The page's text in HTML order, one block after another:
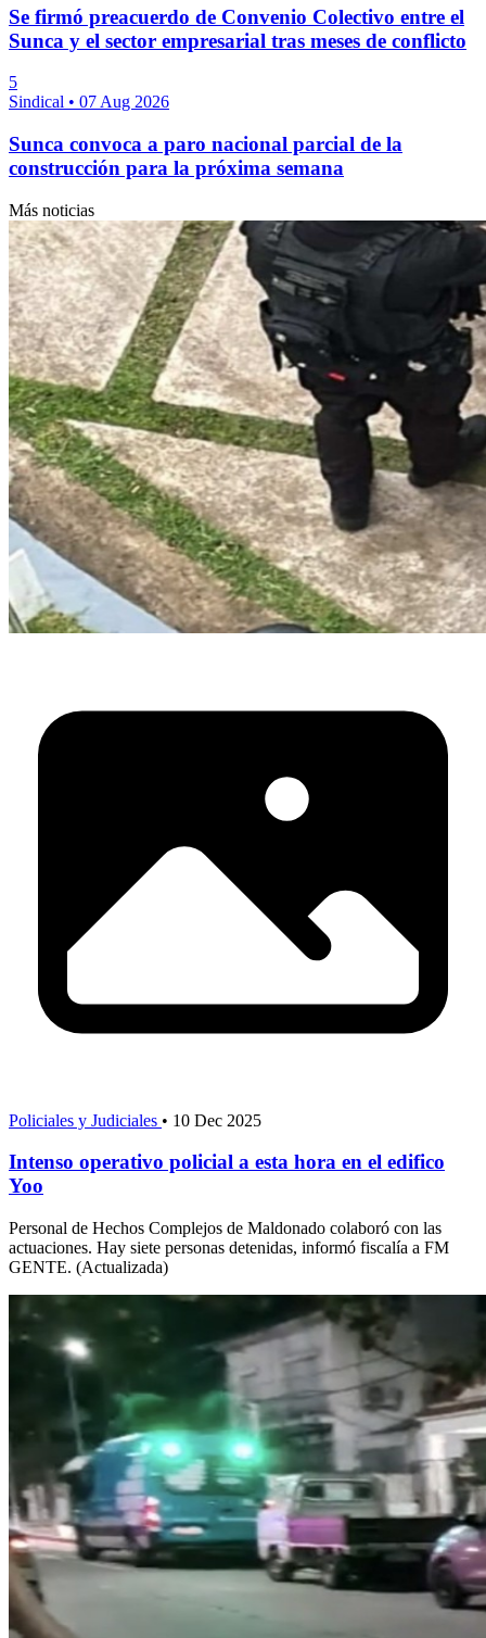
Se firmó preacuerdo de Convenio Colectivo entre el
Sunca y el sector empresarial tras meses de conflicto
5
Sindical • 07 Aug 2026
Sunca convoca a paro nacional parcial de la
construcción para la próxima semana
Más noticias
Policiales y Judiciales • 10 Dec 2025
Intenso operativo policial a esta hora en el edifico
Yoo
Personal de Hechos Complejos de Maldonado colaboró con las
actuaciones. Hay siete personas detenidas, informó fiscalía a FM
GENTE. (Actualizada)